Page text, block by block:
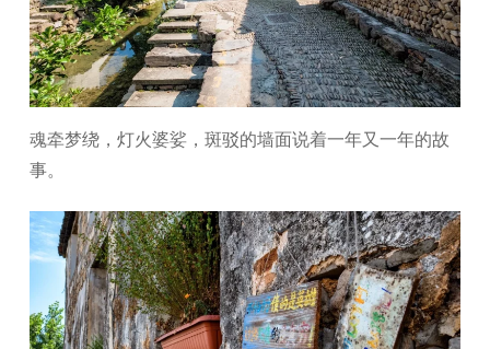
魂牵梦绕，灯火婆娑，斑驳的墙面说着一年又一年的故
事。